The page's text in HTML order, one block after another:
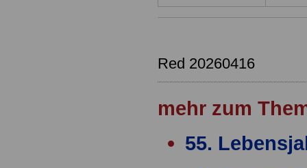
Red 20260416
mehr zum
55.